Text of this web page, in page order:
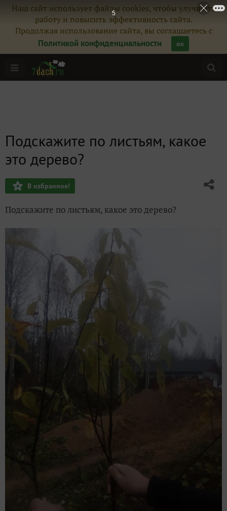
Наш сайт использует файлы cookies, чтобы улучшить
работу и повысить эффективность сайта.
Продолжая использование сайта, вы соглашаетесь с
Политикой конфиденциальности
ок
Подскажите по листьям, какое
это дерево?
В избранное!
Подскажите по листьям, какое это дерево?
5